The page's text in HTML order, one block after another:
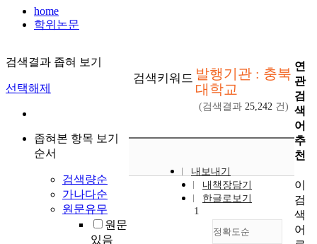
home
학위논문
검색결과 좁혀 보기
선택해제
좁혀본 항목 보기
순서
검색량순
가나다순
원문유무
원문
있음
검색키워드 발행기관 : 충북
대학교
(검색결과 25,242 건)
내보내기
내책장담기
한글로보기
정확도순
1
연
관
검
색
어
추
천
이
검
색
어